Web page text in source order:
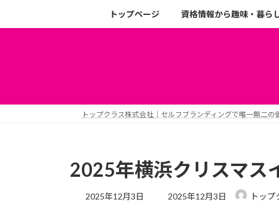
トップページ 資格情報から趣味・暮ら
トップクラス株式会社｜セルフブランディングで唯一無二
2025年横浜クリスマス
2025年12月3日 2025年12月3日 トップ